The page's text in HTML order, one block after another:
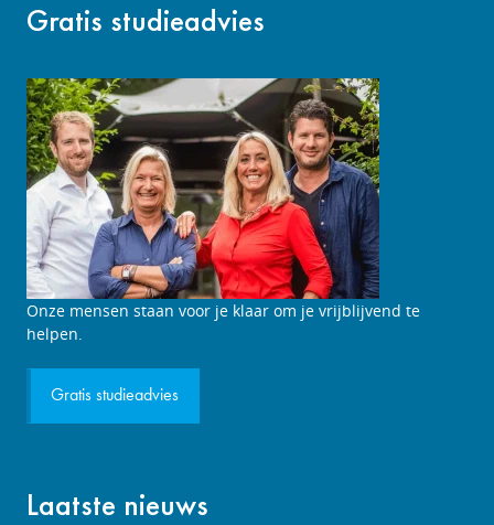
Gratis studieadvies
Onze mensen staan voor je klaar om je vrijblijvend te
helpen.
Gratis studieadvies
Laatste nieuws